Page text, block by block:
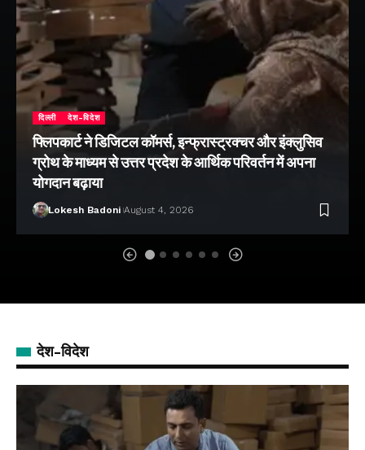
दिल्ली देश-विदेश
फ्लिपकार्ट ने डिजिटल कॉमर्स, इन्फ्रास्ट्रक्चर और इंक्लुसिव
ग्रोथ के माध्यम से उत्तर प्रदेश के आर्थिक परिवर्तन में अपना
योगदान बढ़ाया
Lokesh Badoni August 4, 2026
देश-विदेश